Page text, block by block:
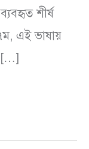
শীর্ষ
এই ভাষায়
[…]